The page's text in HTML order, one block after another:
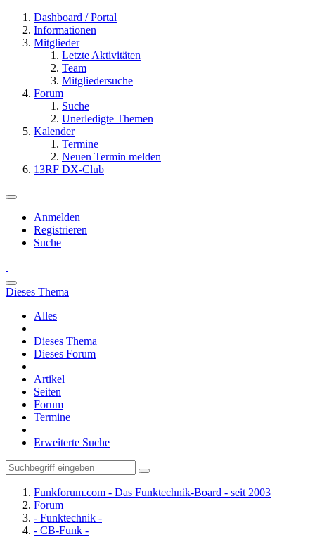
Dashboard / Portal
Informationen
Mitglieder
Letzte Aktivitäten
Team
Mitgliedersuche
Forum
Suche
Unerledigte Themen
Kalender
Termine
Neuen Termin melden
13RF DX-Club
Anmelden
Registrieren
Suche
Dieses Thema
Alles
Dieses Thema
Dieses Forum
Artikel
Seiten
Forum
Termine
Erweiterte Suche
Funkforum.com - Das Funktechnik-Board - seit 2003
Forum
- Funktechnik -
- CB-Funk -